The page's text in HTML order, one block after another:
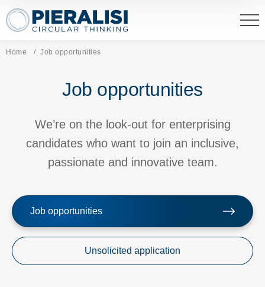
Pieralisi Maip Spa
Home Current page:
Job opportunities
Job opportunities
We’re on the look-out for enterprising
candidates who want to join an inclusive,
passionate and innovative team.
Job opportunities
Unsolicited application